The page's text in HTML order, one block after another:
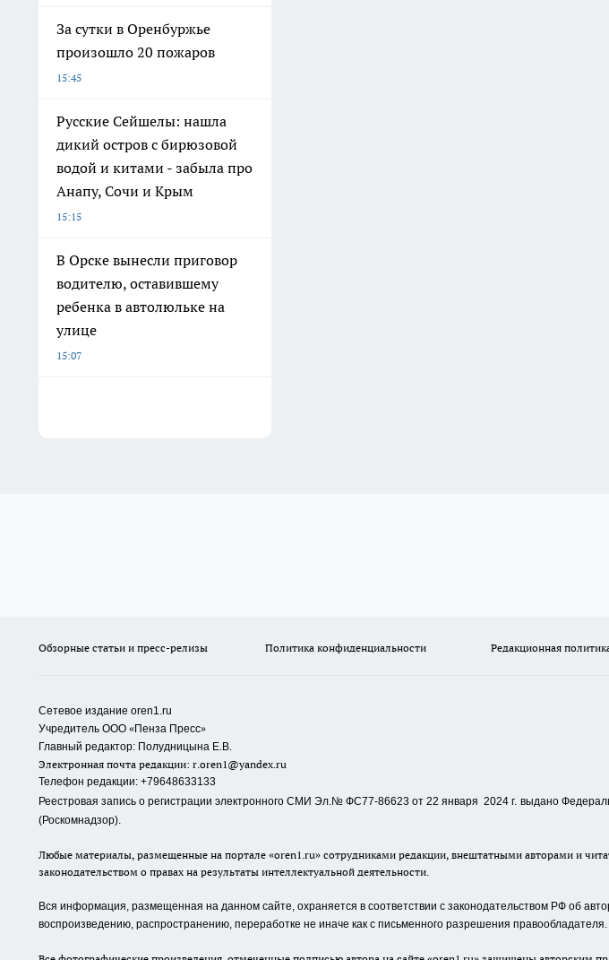
За сутки в Оренбуржье
произошло 20 пожаров
15:45
Русские Сейшелы: нашла
дикий остров с бирюзовой
водой и китами - забыла про
Анапу, Сочи и Крым
15:15
В Орске вынесли приговор
водителю, оставившему
ребенка в автолюльке на
улице
15:07
Обзорные статьи и пресс-релизы Политика конфиденциальности Редакционная
Сетевое издание oren1.ru
Учредитель ООО «Пенза Пресс»
Главный редактор: Полудницына Е.В.
Электронная почта редакции: r.oren1@yandex.ru
Телефон редакции: +79648633133
Реестровая запись о регистрации электронного СМИ Эл.№ ФС77-86623 от 22 января 2024 г. выдано
(Роскомнадзор).
Любые материалы, размещенные на портале «oren1.ru» сотрудниками редакции, внештатными авторами и
законодательством о правах на результаты интеллектуальной деятельности.
Вся информация, размещенная на данном сайте, охраняется в соответствии с законодательством РФ об
воспроизведению, распространению, переработке не иначе как с письменного разрешения правообладателя.